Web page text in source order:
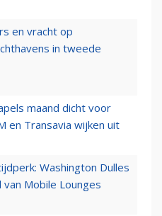
en vracht op
in tweede
maand dicht voor
en Transavia wijken uit
Washington Dulles
Mobile Lounges